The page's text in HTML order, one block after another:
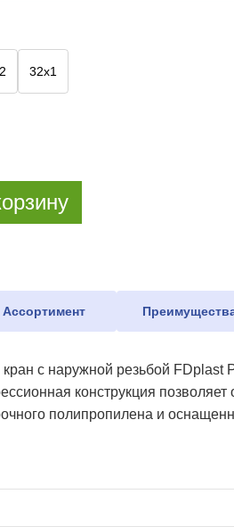
32х1
Ассортимент
с наружной резьбой
конструкция
полипропилена и